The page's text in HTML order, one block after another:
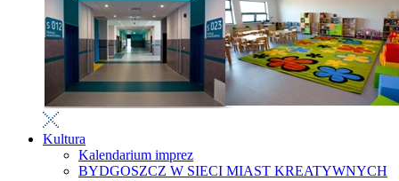
Kultura
Kalendarium imprez
BYDGOSZCZ W SIECI MIAST KREATYWNYCH